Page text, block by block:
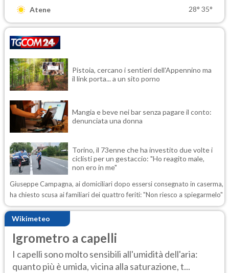
Atene 28° 35°
Pistoia, cercano i sentieri dell'Appennino ma
il link porta... a un sito porno
Mangia e beve nei bar senza pagare il conto:
denunciata una donna
Torino, il 73enne che ha investito due volte i
ciclisti per un gestaccio: "Ho reagito male,
non ero in me"
Giuseppe Campagna, ai domiciliari dopo essersi consegnato in caserma,
ha chiesto scusa ai familiari dei quattro feriti: "Non riesco a spiegarmelo"
Wikimeteo
Igrometro a capelli
I capelli sono molto sensibili all'umidità dell'aria:
quanto più è umida, vicina alla saturazione, t...